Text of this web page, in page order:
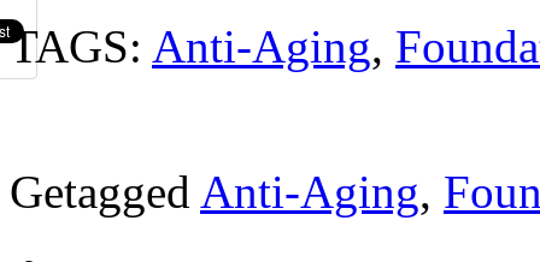
TAGS: Anti-Aging,
Getagged Anti-Aging,